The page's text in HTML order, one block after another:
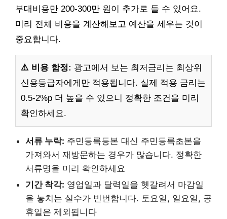
부대비용만 200-300만 원이 추가로 들 수 있어요.
미리 전체 비용을 계산해보고 예산을 세우는 것이
중요합니다.
⚠️ 비용 함정: 광고에서 보는 최저금리는 최상위
신용등급자에게만 적용됩니다. 실제 적용 금리는
0.5-2%p 더 높을 수 있으니 정확한 조건을 미리
확인하세요.
서류 누락: 주민등록등본 대신 주민등록초본을
가져와서 재방문하는 경우가 많습니다. 정확한
서류명을 미리 확인하세요
기간 착각: 영업일과 달력일을 헷갈려서 마감일
을 놓치는 실수가 빈번합니다. 토요일, 일요일, 공
휴일은 제외됩니다